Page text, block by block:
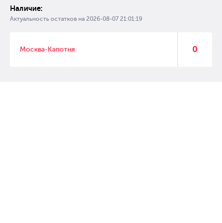
Наличие:
Актуальность остатков на 2026-08-07 21:01:19
Москва-Капотня 0